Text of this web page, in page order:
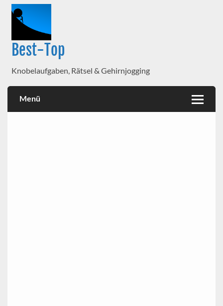
Best-Top
Knobelaufgaben, Rätsel & Gehirnjogging
Menü